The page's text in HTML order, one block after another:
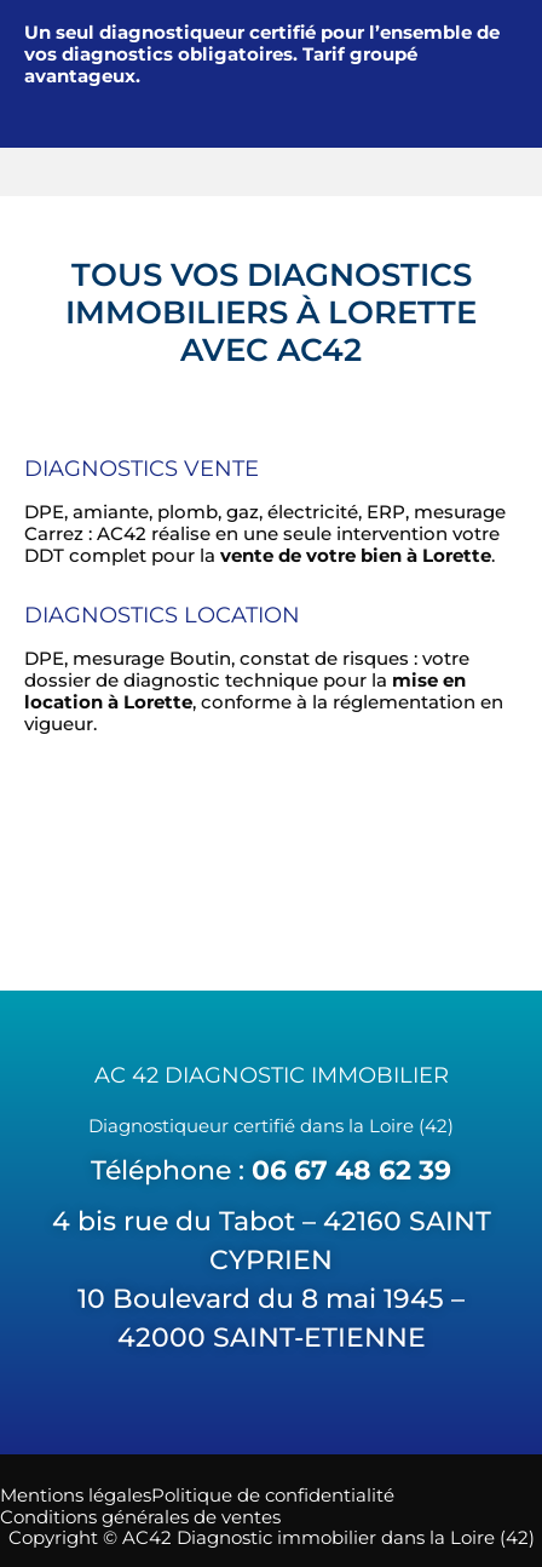
Un seul diagnostiqueur certifié pour l’ensemble de
vos diagnostics obligatoires. Tarif groupé
avantageux.
TOUS VOS DIAGNOSTICS
IMMOBILIERS À LORETTE
AVEC AC42
DIAGNOSTICS VENTE
DPE, amiante, plomb, gaz, électricité, ERP, mesurage
Carrez : AC42 réalise en une seule intervention votre
DDT complet pour la vente de votre bien à Lorette.
DIAGNOSTICS LOCATION
DPE, mesurage Boutin, constat de risques : votre
dossier de diagnostic technique pour la mise en
location à Lorette, conforme à la réglementation en
vigueur.
AC 42 DIAGNOSTIC IMMOBILIER
Diagnostiqueur certifié dans la Loire (42)
Téléphone : 06 67 48 62 39
4 bis rue du Tabot – 42160 SAINT
CYPRIEN
10 Boulevard du 8 mai 1945 –
42000 SAINT-ETIENNE
Mentions légalesPolitique de confidentialité
Conditions générales de ventes
Copyright © AC42 Diagnostic immobilier dans la Loire (42)